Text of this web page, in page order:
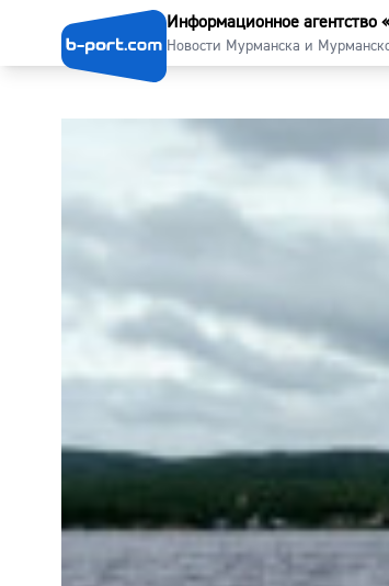
Информационное агентство
Новости Мурманска и